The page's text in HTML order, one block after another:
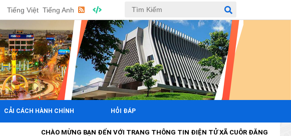
Tiếng Việt Tiếng Anh
CẢI CÁCH HÀNH CHÍNH HỎI ĐÁP
CHÀO MỪNG BẠN ĐẾN VỚI TRANG THÔNG TIN ĐIỆN TỬ XÃ CUÔR ĐĂNG